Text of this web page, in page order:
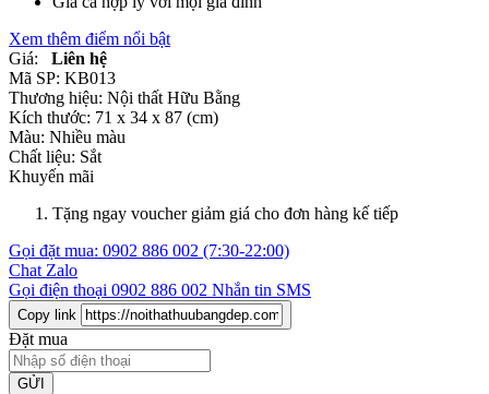
Xem thêm điểm nổi bật
Giá:
Liên hệ
Mã SP: KB013
Thương hiệu: Nội thất Hữu Bằng
Kích thước: 71 x 34 x 87 (cm)
Màu: Nhiều màu
Chất liệu: Sắt
Khuyến mãi
Tặng ngay voucher giảm giá cho đơn hàng kế tiếp
Gọi đặt mua: 0902 886 002 (7:30-22:00)
Chat Zalo
Gọi điện thoại 0902 886 002 Nhắn tin SMS
Copy link
Đặt mua
GỬI